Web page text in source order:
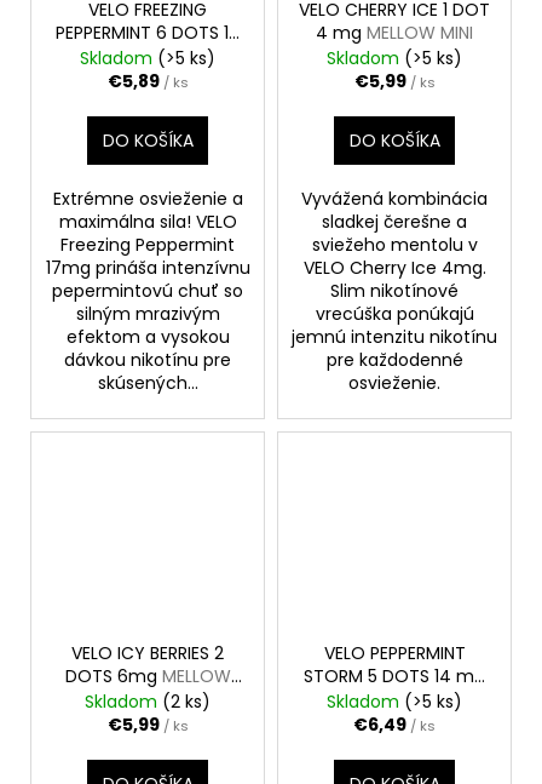
VELO FREEZING
PEPPERMINT 6 DOTS 17
mgX-INTENSE SLIM
Skladom (>5 ks)
€5,89 / ks
DO KOŠÍKA
Extrémne osvieženie a
maximálna sila! VELO
Freezing Peppermint
17mg prináša intenzívnu
pepermintovú chuť so
silným mrazivým
efektom a vysokou
dávkou nikotínu pre
skúsených...
VELO CHERRY ICE 1 DOT
4 mg MELLOW MINI
Skladom (>5 ks)
€5,99 / ks
DO KOŠÍKA
Vyvážená kombinácia
sladkej čerešne a
sviežeho mentolu v
VELO Cherry Ice 4mg.
Slim nikotínové
vrecúška ponúkajú
jemnú intenzitu nikotínu
pre každodenné
osvieženie.
VELO ICY BERRIES 2
DOTS 6mg MELLOW
MINI
Skladom (2 ks)
€5,99 / ks
VELO PEPPERMINT
STORM 5 DOTS 14 mg
INTENSE SLIM
Skladom (>5 ks)
€6,49 / ks